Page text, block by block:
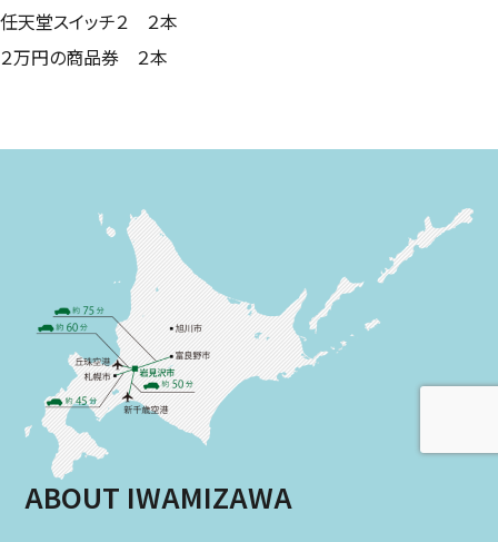
任天堂スイッチ２ ２本
２万円の商品券 ２本
ABOUT IWAMIZAWA